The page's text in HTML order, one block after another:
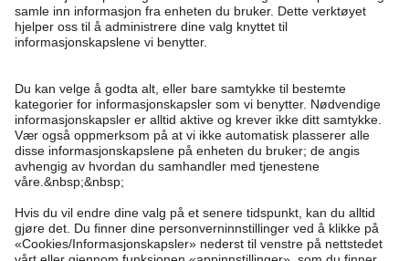
Kundeservice
Vanlige spørsmål
Bestilling
Kontakt oss
Kappahl Club
Logg inn
Kappahl Club
Medlemsvilkår
Om oss
Bærekraft
Vilkår & retningslinjer
Kjøpsvilkår
Mer fra oss